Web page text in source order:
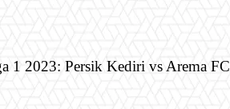
1 2023: Persik Kediri vs Arema FC